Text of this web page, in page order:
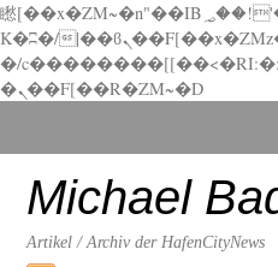
矁[��x�ZM~�n"��IB؃��!'����Тѕ��+��(m��I
K�ʭ�/|��ϐܢ��F[��x�ZMz�G�� %嬩
�/
�ܢ��F[��R�ZM~�D
down
contentMichael
Artikel / Archiv der HafenCityNews